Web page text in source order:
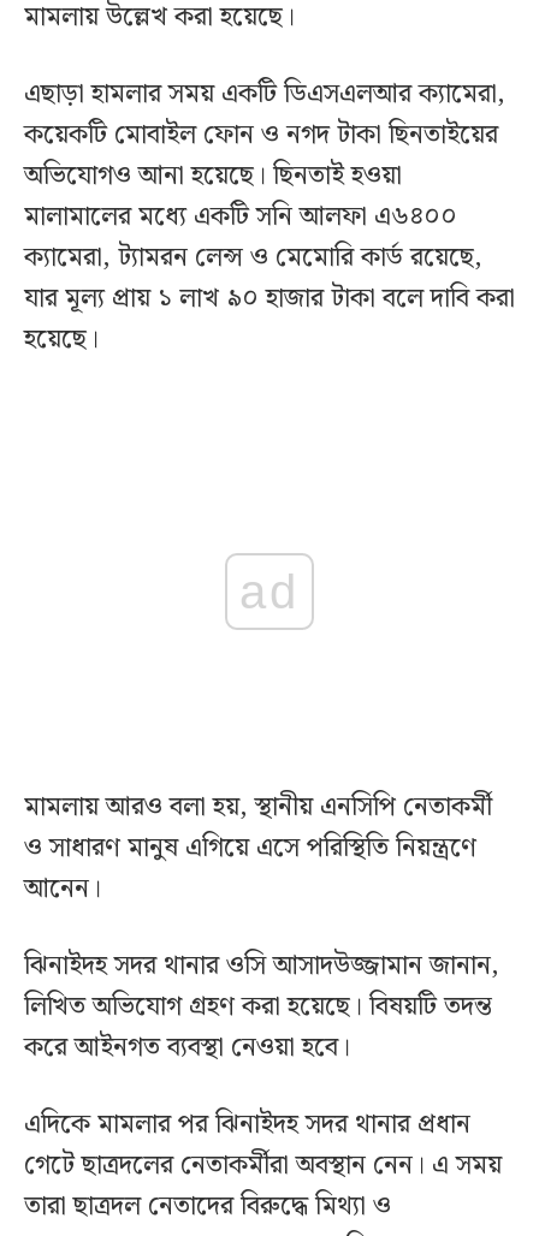
মামলায় উল্লেখ করা হয়েছে।
এছাড়া হামলার সময় একটি ডিএসএলআর ক্যামেরা,
কয়েকটি মোবাইল ফোন ও নগদ টাকা ছিনতাইয়ের
অভিযোগও আনা হয়েছে। ছিনতাই হওয়া
মালামালের মধ্যে একটি সনি আলফা এ৬৪০০
ক্যামেরা, ট্যামরন লেন্স ও মেমোরি কার্ড রয়েছে,
যার মূল্য প্রায় ১ লাখ ৯০ হাজার টাকা বলে দাবি করা
হয়েছে।
ad
মামলায় আরও বলা হয়, স্থানীয় এনসিপি নেতাকর্মী
ও সাধারণ মানুষ এগিয়ে এসে পরিস্থিতি নিয়ন্ত্রণে
আনেন।
ঝিনাইদহ সদর থানার ওসি আসাদউজ্জামান জানান,
লিখিত অভিযোগ গ্রহণ করা হয়েছে। বিষয়টি তদন্ত
করে আইনগত ব্যবস্থা নেওয়া হবে।
এদিকে মামলার পর ঝিনাইদহ সদর থানার প্রধান
গেটে ছাত্রদলের নেতাকর্মীরা অবস্থান নেন। এ সময়
তারা ছাত্রদল নেতাদের বিরুদ্ধে মিথ্যা ও